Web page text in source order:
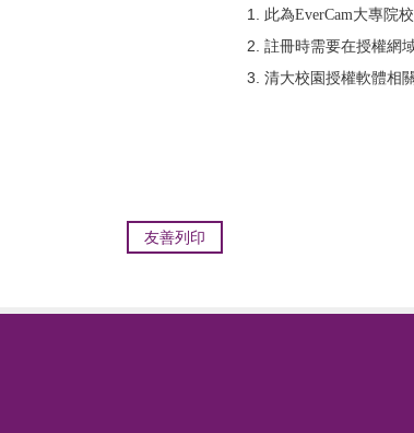
此為EverCam大專院
註冊時需要在授權網
清大校園授權軟體相
友善列印